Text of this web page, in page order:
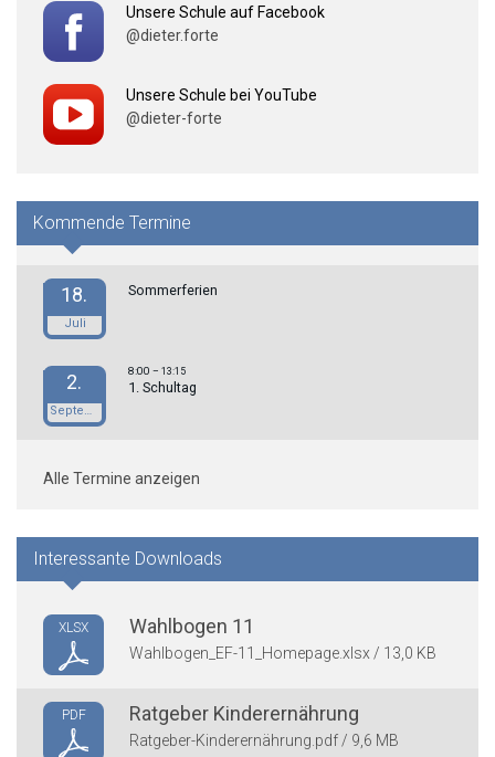
Unsere Schule auf Facebook
@dieter.forte
Unsere Schule bei YouTube
@dieter-forte
Kommende Termine
18.
Juli
Sommerferien
2.
September
8:00– 13:15
1. Schultag
Alle Termine anzeigen
Interessante Downloads
XLSX Wahlbogen 11
Wahlbogen_EF-11_Homepage.xlsx / 13,0 KB
PDF Ratgeber Kinderernährung
Ratgeber-Kinderernährung.pdf / 9,6 MB